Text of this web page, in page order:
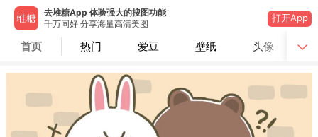
去堆糖App 体验强大的搜图功能
千万同好 分享海量高清美图
打开App
首页 热门 爱豆 壁纸 头像